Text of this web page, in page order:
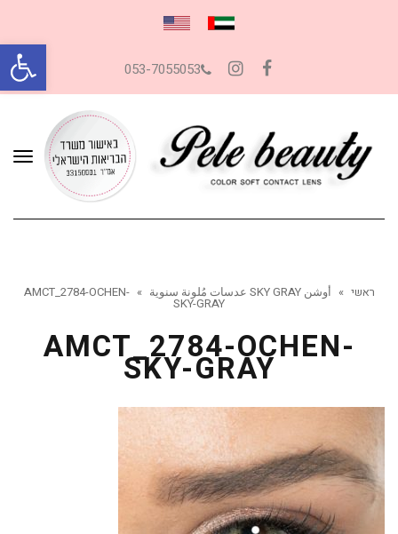
פתח 053-7055053
ראשי » أوشن SKY GRAY عدسات مُلونة سنوية »
AMCT_2784-OCHEN-
SKY-GRAY
AMCT_2784-OCHEN-
SKY-GRAY